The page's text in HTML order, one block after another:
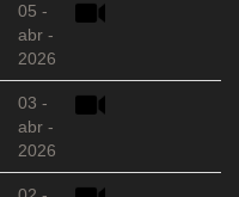
05 -
abr -
2026
03 -
abr -
2026